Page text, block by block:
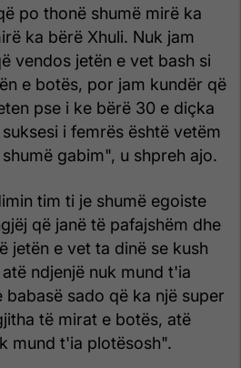
po thonë shumë mirë ka
ka bërë Xhuli. Nuk jam
vendos jetën e vet bash si
e botës, por jam kundër që
pse i ke bërë 30 e diçka
i femrës është vetëm
gabim", u shpreh ajo.
tim ti je shumë egoiste
që janë të pafajshëm dhe
jetën e vet ta dinë se kush
ndjenjë nuk mund t'ia
babasë sado që ka një super
të mirat e botës, atë
mund t'ia plotësosh".